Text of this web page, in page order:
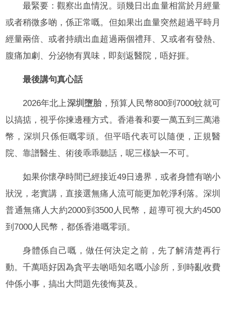
最緊要：觀察出血情況。頭幾日出血量相當於月經量
或者稍微多啲，係正常嘅。但如果出血量突然超過平時月
經量兩倍、或者持續出血超過兩個禮拜、又或者有發熱、
腹痛加劇、分泌物有異味，即刻返醫院，唔好捱。
最後講句真心話
2026年北上深圳墮胎，預算人民幣800到7000蚊就可
以搞掂，視乎你揀邊種方式。香港養和要一萬五到三萬港
幣，深圳只係佢嘅零頭。但平唔代表可以隨便，正規醫
院、靠譜醫生、術後乖乖聽話，呢三樣缺一不可。
如果你懷孕時間已經接近49日邊界，或者身體有啲小
狀況，老實講，直接選無痛人流可能更加乾淨利落。深圳
普通無痛人大約2000到3500人民幣，超導可視大約4500
到7000人民幣，都係香港嘅零頭。
身體係自己嘅，做任何決定之前，先了解清楚再行
動。千萬唔好因為貪平去啲唔知名嘅小診所，到時亂收費
仲係小事，搞出大問題先後悔莫及。